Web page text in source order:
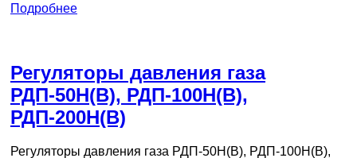
Подробнее
Регуляторы давления газа
РДП-50Н(В), РДП-100Н(В),
РДП-200Н(В)
Регуляторы давления газа РДП-50Н(В), РДП-100Н(В),